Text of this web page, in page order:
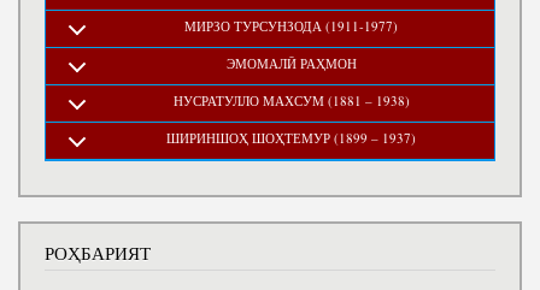
МИРЗО ТУРСУНЗОДА (1911-1977)
ЭМОМАЛӢ РАҲМОН
НУСРАТУЛЛО МАХСУМ (1881 – 1938)
ШИРИНШОҲ ШОҲТЕМУР (1899 – 1937)
РОҲБАРИЯТ